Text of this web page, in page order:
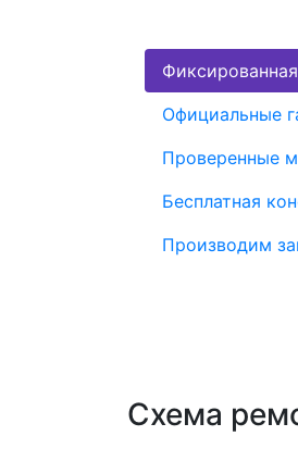
Официальные
Проверенные
Бесплатная
Производим
Схема